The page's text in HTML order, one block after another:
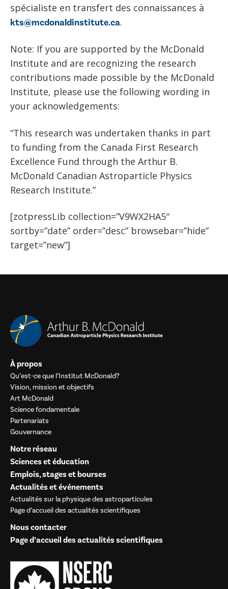
spécialiste en transfert des connaissances à
kts@mcdonaldinstitute.ca.
Note: If you are supported by the McDonald
Institute and are recognizing the research
contributions made possible by the McDonald
Institute, please use the following wording in
your acknowledgements:
“This research was undertaken thanks in part
to funding from the Canada First Research
Excellence Fund through the Arthur B.
McDonald Canadian Astroparticle Physics
Research Institute.”
[zotpressLib collection=”V9WX2HA5″
sortby=”date” order=”desc” browsebar=”hide”
target=”new”]
À propos
Qu’est-ce que l’Institut McDonald?
Vision, mission et objectifs
Art McDonald
Science fondamentale
Partenariats
Gouvernance
Notre réseau
Sciences et éducation
Emplois, stages et bourses
Actualités et événements
Actualités sur la physique des astroparticules
Page d’accueil des actualités scientifiques
Nous contacter
Page d’accueil des actualités scientifiques